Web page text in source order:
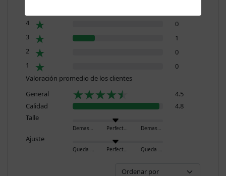
4
0
3
1
2
0
1
0
Valoración promedio de los clientes
General
4.5
Calidad
4.8
Talle
Ajuste